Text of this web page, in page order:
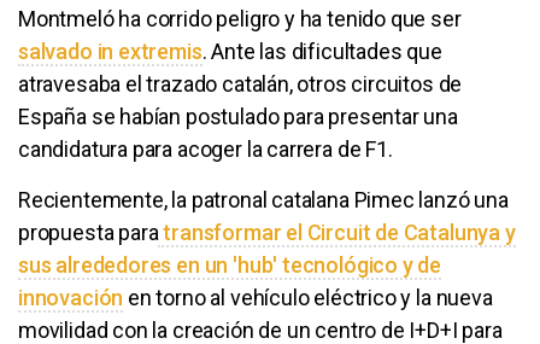
Montmeló ha corrido peligro y ha tenido que ser
salvado in extremis. Ante las dificultades que
atravesaba el trazado catalán, otros circuitos de
España se habían postulado para presentar una
candidatura para acoger la carrera de F1.
Recientemente, la patronal catalana Pimec lanzó una
propuesta paratransformar el Circuit de Catalunya y
sus alrededores en un 'hub' tecnológico y de
innovación en torno al vehículo eléctrico y la nueva
movilidad con la creación de un centro de I+D+I para